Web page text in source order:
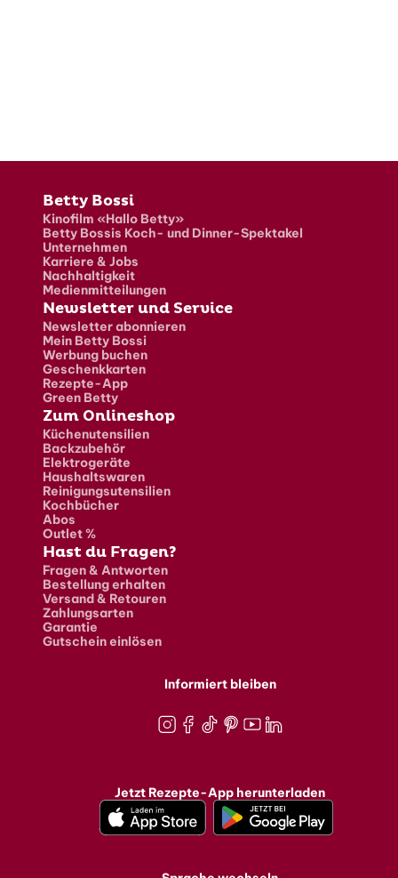
Fusszeile
Betty Bossi
Kinofilm «Hallo Betty»
Betty Bossis Koch- und Dinner-Spektakel
Unternehmen
Karriere & Jobs
Nachhaltigkeit
Medienmitteilungen
Newsletter und Service
Newsletter abonnieren
Mein Betty Bossi
Werbung buchen
Geschenkkarten
Rezepte-App
Green Betty
Zum Onlineshop
Küchenutensilien
Backzubehör
Elektrogeräte
Haushaltswaren
Reinigungsutensilien
Kochbücher
Abos
Outlet %
Hast du Fragen?
Fragen & Antworten
Bestellung erhalten
Versand & Retouren
Zahlungsarten
Garantie
Gutschein einlösen
Informiert bleiben
Jetzt Rezepte-App herunterladen